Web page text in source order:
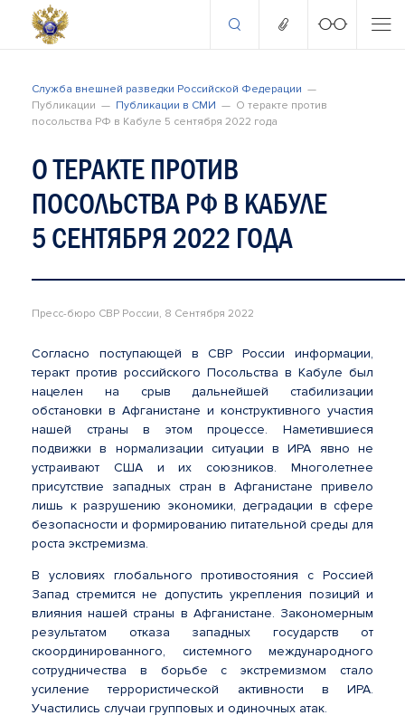
Служба внешней разведки Российской Федерации
Публикации
Публикации в СМИ
О теракте против
посольства РФ в Кабуле 5 сентября 2022 года
О ТЕРАКТЕ ПРОТИВ
ПОСОЛЬСТВА РФ В КАБУЛЕ
5 СЕНТЯБРЯ 2022 ГОДА
Пресс-бюро СВР России, 8 Сентября 2022
Согласно поступающей в СВР России информации,
теракт против российского Посольства в Кабуле был
нацелен на срыв дальнейшей стабилизации
обстановки в Афганистане и конструктивного участия
нашей страны в этом процессе. Наметившиеся
подвижки в нормализации ситуации в ИРА явно не
устраивают США и их союзников. Многолетнее
присутствие западных стран в Афганистане привело
лишь к разрушению экономики, деградации в сфере
безопасности и формированию питательной среды для
роста экстремизма.
В условиях глобального противостояния с Россией
Запад стремится не допустить укрепления позиций и
влияния нашей страны в Афганистане. Закономерным
результатом отказа западных государств от
скоординированного, системного международного
сотрудничества в борьбе с экстремизмом стало
усиление террористической активности в ИРА.
Участились случаи групповых и одиночных атак.